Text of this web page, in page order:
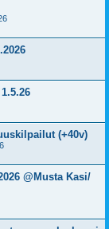
(+40v)
@Musta Kasi/